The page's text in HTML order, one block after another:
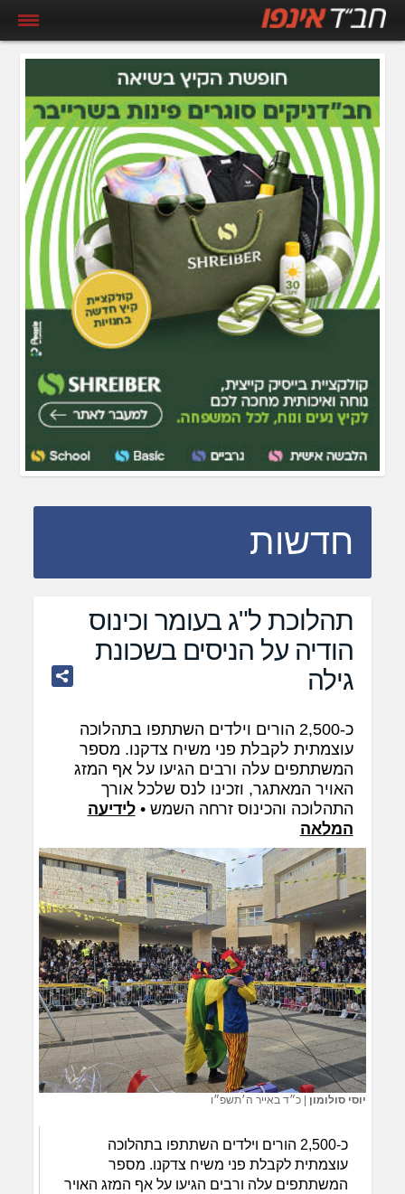
חדשות
תהלוכת ל"ג בעומר וכינוס
הודיה על הניסים בשכונת
גילה
כ-2,500 הורים וילדים השתתפו בתהלוכה
עוצמתית לקבלת פני משיח צדקנו. מספר
המשתתפים עלה ורבים הגיעו על אף המזג
האויר המאתגר, וזכינו לנס שלכל אורך
התהלוכה והכינוס זרחה השמש •לידיעה
המלאה
יוסי סולומון |כ״ד באייר ה׳תשפ״ו
כ-2,500 הורים וילדים השתתפו בתהלוכה
עוצמתית לקבלת פני משיח צדקנו. מספר
המשתתפים עלה ורבים הגיעו על אף המזג האויר